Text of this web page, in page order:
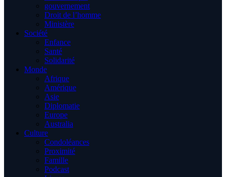
gouvernement
Droit de l’homme
Ministère
Société
Enfance
Santé
Solidarité
Monde
Afrique
Amérique
Asie
Diplomatie
Europe
Australia
Culture
Condoléances
Proximité
Famille
Podcast